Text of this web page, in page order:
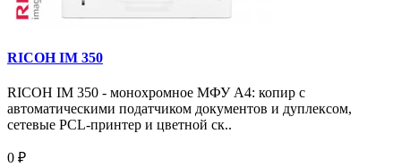
RICOH IM 350
RICOH IM 350 - монохромное МФУ A4: копир с
автоматическими податчиком документов и дуплексом,
сетевые PCL-принтер и цветной ск..
0 ₽